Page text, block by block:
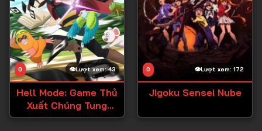
Lượt xem: 43
0
Hell Mode: Game Thủ
Xuất Chúng Tung
Hoành Chốn Dị Giới
Lượt xem: 172
0
Jigoku Sensei Nube